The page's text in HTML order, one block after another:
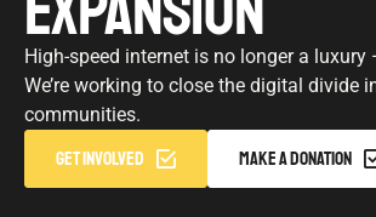
High-speed internet is no longer a luxury
We’re working to close the digital divide
communities.
GET INVOLVED MAKE A DONATION